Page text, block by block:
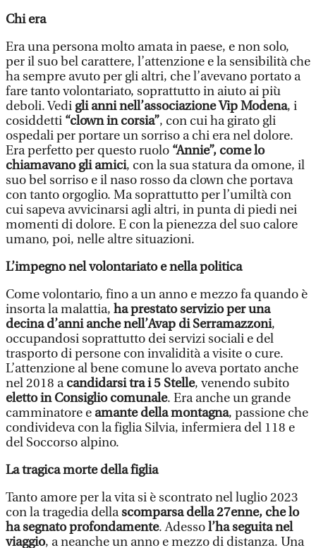
Chi era
Era una persona molto amata in paese, e non solo,
per il suo bel carattere, l’attenzione e la sensibilità che
ha sempre avuto per gli altri, che l’avevano portato a
fare tanto volontariato, soprattutto in aiuto ai più
deboli. Vedi gli anni nell’associazioneVip Modena, i
cosiddetti “clown in corsia”, con cui ha girato gli
ospedali per portare un sorriso a chi era nel dolore.
Era perfetto per questo ruolo “Annie”, come lo
chiamavano gli amici, con la sua statura da omone, il
suo bel sorriso e il naso rosso da clown che portava
con tanto orgoglio. Ma soprattutto per l’umiltà con
cui sapeva avvicinarsi agli altri, in punta di piedi nei
momenti di dolore. E con la pienezza del suo calore
umano, poi, nelle altre situazioni.
L’impegno nel volontariato e nella politica
Come volontario, fino a un anno e mezzo fa quando è
insorta la malattia, ha prestato servizio per una
decina d’anni anche nell’Avap di Serramazzoni,
occupandosi soprattutto dei servizi sociali e del
trasporto di persone con invalidità a visite o cure.
L’attenzione al bene comune lo aveva portato anche
nel 2018 acandidarsi tra i 5 Stelle, venendo subito
eletto in Consiglio comunale. Era anche un grande
camminatore e amante della montagna, passione che
condivideva con la figlia Silvia, infermiera del 118 e
del Soccorso alpino.
La tragica morte della figlia
Tanto amore per la vita si è scontrato nel luglio 2023
con la tragedia dellascomparsa della 27enne, che lo
ha segnato profondamente. Adessol’ha seguita nel
viaggio, a neanche un anno e mezzo di distanza. Una